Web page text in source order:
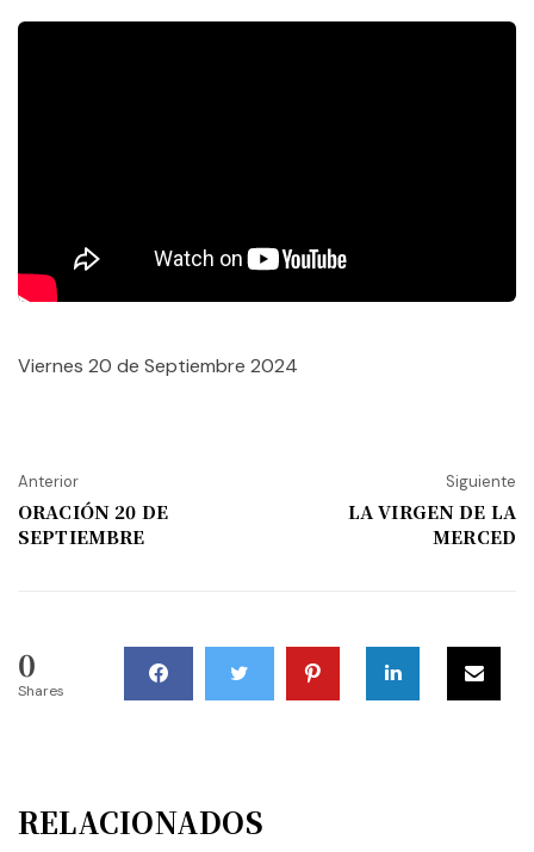
Viernes 20 de Septiembre 2024
Anterior
ORACIÓN 20 DE
SEPTIEMBRE
Siguiente
LA VIRGEN DE LA
MERCED
0
Shares
RELACIONADOS